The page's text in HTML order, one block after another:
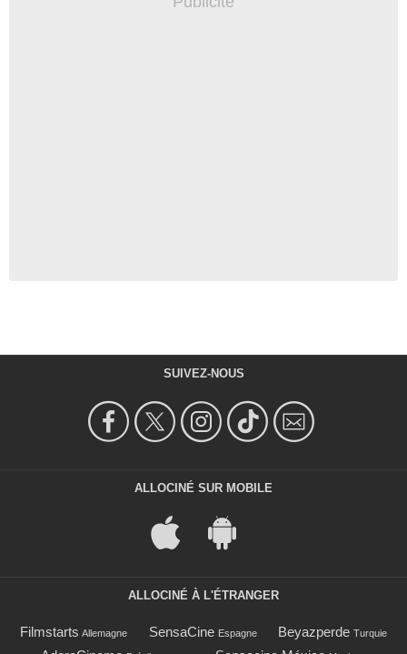
SUIVEZ-NOUS
ALLOCINÉ SUR MOBILE
ALLOCINÉ À L'ÉTRANGER
Filmstarts Allemagne SensaCine Espagne Beyazperde Turquie